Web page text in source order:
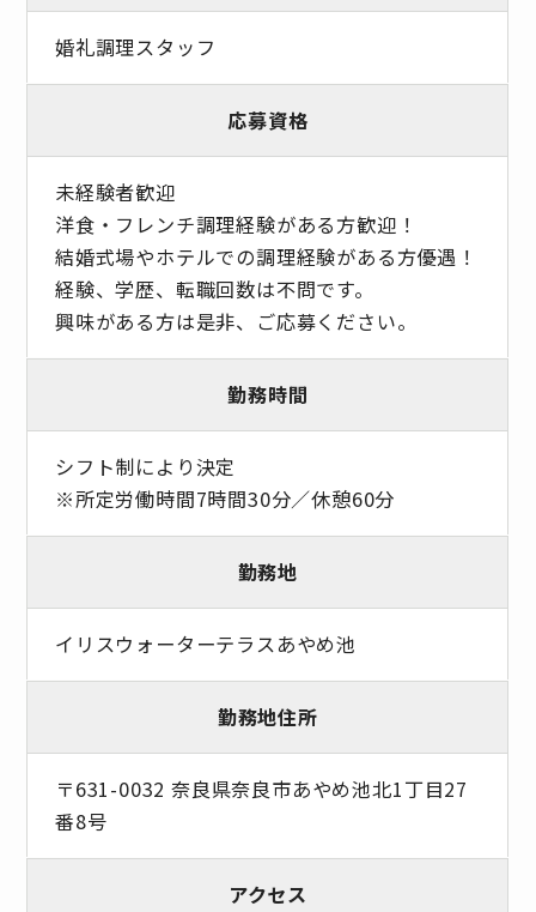
婚礼調理スタッフ
応募資格
未経験者歓迎
洋食・フレンチ調理経験がある方歓迎！
結婚式場やホテルでの調理経験がある方優遇！
経験、学歴、転職回数は不問です。
興味がある方は是非、ご応募ください。
勤務時間
シフト制により決定
※所定労働時間7時間30分／休憩60分
勤務地
イリスウォーターテラスあやめ池
勤務地住所
〒631-0032 奈良県奈良市あやめ池北1丁目27
番8号
アクセス